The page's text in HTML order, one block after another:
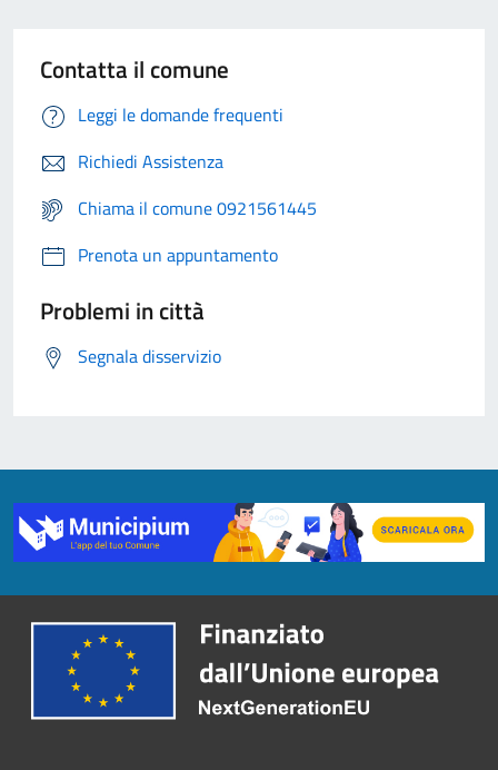
Contatta il comune
Leggi le domande frequenti
Richiedi Assistenza
Chiama il comune 0921561445
Prenota un appuntamento
Problemi in città
Segnala disservizio